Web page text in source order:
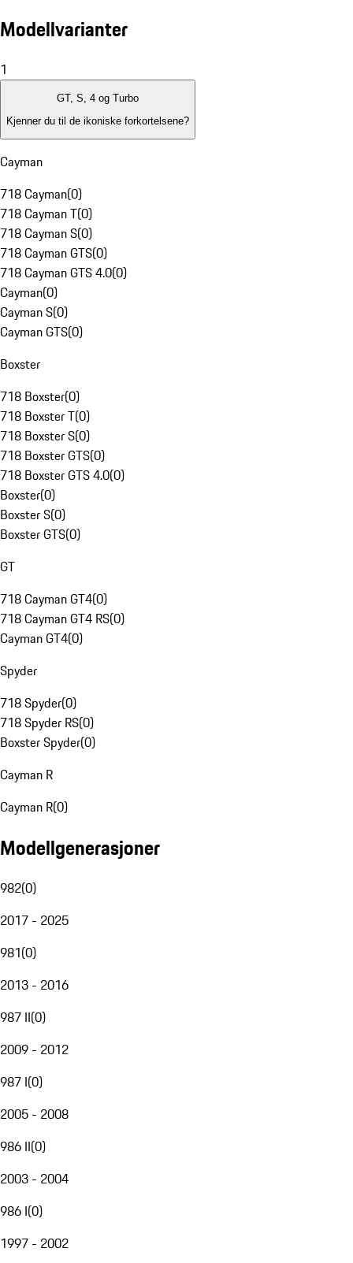
Modellvarianter
1
GT, S, 4 og Turbo
Kjenner du til de ikoniske forkortelsene?
Cayman
718 Cayman(0)
718 Cayman T(0)
718 Cayman S(0)
718 Cayman GTS(0)
718 Cayman GTS 4.0(0)
Cayman(0)
Cayman S(0)
Cayman GTS(0)
Boxster
718 Boxster(0)
718 Boxster T(0)
718 Boxster S(0)
718 Boxster GTS(0)
718 Boxster GTS 4.0(0)
Boxster(0)
Boxster S(0)
Boxster GTS(0)
GT
718 Cayman GT4(0)
718 Cayman GT4 RS(0)
Cayman GT4(0)
Spyder
718 Spyder(0)
718 Spyder RS(0)
Boxster Spyder(0)
Cayman R
Cayman R(0)
Modellgenerasjoner
982(0)
2017 - 2025
981(0)
2013 - 2016
987 II(0)
2009 - 2012
987 I(0)
2005 - 2008
986 II(0)
2003 - 2004
986 I(0)
1997 - 2002